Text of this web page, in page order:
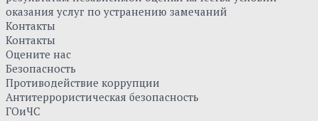
оказания услуг по устранению замечаний
Контакты
Контакты
Оцените нас
Безопасность
Противодействие коррупции
Антитеррористическая безопасность
ГОиЧС